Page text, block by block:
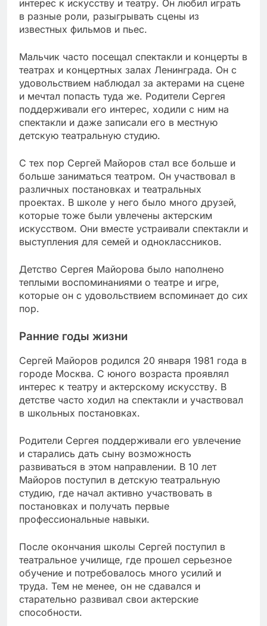
интерес к искусству и театру. Он любил играть
в разные роли, разыгрывать сцены из
известных фильмов и пьес.
Мальчик часто посещал спектакли и концерты в
театрах и концертных залах Ленинграда. Он с
удовольствием наблюдал за актерами на сцене
и мечтал попасть туда же. Родители Сергея
поддерживали его интерес, ходили с ним на
спектакли и даже записали его в местную
детскую театральную студию.
С тех пор Сергей Майоров стал все больше и
больше заниматься театром. Он участвовал в
различных постановках и театральных
проектах. В школе у него было много друзей,
которые тоже были увлечены актерским
искусством. Они вместе устраивали спектакли и
выступления для семей и одноклассников.
Детство Сергея Майорова было наполнено
теплыми воспоминаниями о театре и игре,
которые он с удовольствием вспоминает до сих
пор.
Ранние годы жизни
Сергей Майоров родился 20 января 1981 года в
городе Москва. С юного возраста проявлял
интерес к театру и актерскому искусству. В
детстве часто ходил на спектакли и участвовал
в школьных постановках.
Родители Сергея поддерживали его увлечение
и старались дать сыну возможность
развиваться в этом направлении. В 10 лет
Майоров поступил в детскую театральную
студию, где начал активно участвовать в
постановках и получать первые
профессиональные навыки.
После окончания школы Сергей поступил в
театральное училище, где прошел серьезное
обучение и потребовалось много усилий и
труда. Тем не менее, он не сдавался и
старательно развивал свои актерские
способности.